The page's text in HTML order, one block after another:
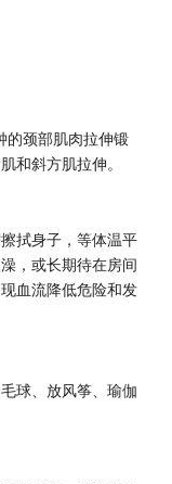
的颈部肌肉拉伸锻
和斜方肌拉伸。
拭身子，等体温平
，或长期待在房间
血流降低危险和发
球、放风筝、瑜伽